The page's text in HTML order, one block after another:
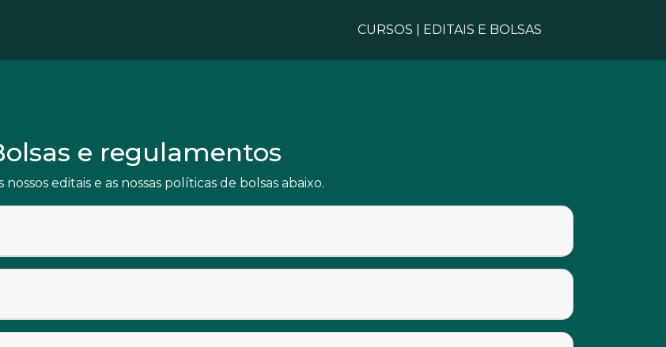
CURSOS EDITAIS E BOLSAS
e regulamentos
nossos editais e as nossas políticas de bolsas abaixo.